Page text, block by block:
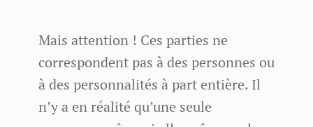
Mais attention ! Ces parties ne
correspondent pas à des personnes ou
à des personnalités à part entière. Il
n’y a en réalité qu’une seule